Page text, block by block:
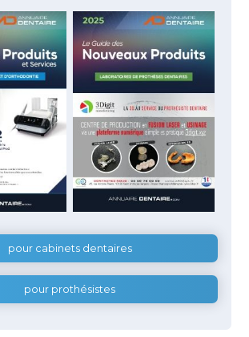
pour cabinets dentaires
pour prothésistes